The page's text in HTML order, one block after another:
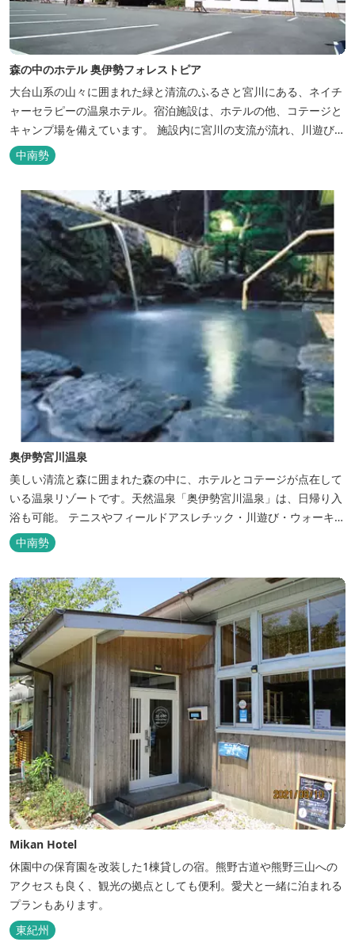
森の中のホテル 奥伊勢フォレストピア
大台山系の山々に囲まれた緑と清流のふるさと宮川にある、ネイチ
ャーセラピーの温泉ホテル。宿泊施設は、ホテルの他、コテージと
キャンプ場を備えています。 施設内に宮川の支流が流れ、川遊びが
できます。BBQエリア、釣堀もあり、ファミリーやグループでもア
クティビティを楽しめます。 ディナーは併設の「レストラン アン
ジュ」にて、地元の食材をていねいに調理したフレンチフルコース
をお召し上がりい...
中南勢
奥伊勢宮川温泉
美しい清流と森に囲まれた森の中に、ホテルとコテージが点在して
いる温泉リゾートです。天然温泉「奥伊勢宮川温泉」は、日帰り入
浴も可能。 テニスやフィールドアスレチック・川遊び・ウォーキン
グ・山登りの後は、岩風呂風の露天風呂と地元産季節の野草を月替
メニューの野草風呂と打たせ湯で思いっきりリフレッシュしてくだ
さい。 森林浴に温泉浴でネイチャーセラピーしませんか。
中南勢
Mikan Hotel
休園中の保育園を改装した1棟貸しの宿。熊野古道や熊野三山への
アクセスも良く、観光の拠点としても便利。愛犬と一緒に泊まれる
プランもあります。
東紀州